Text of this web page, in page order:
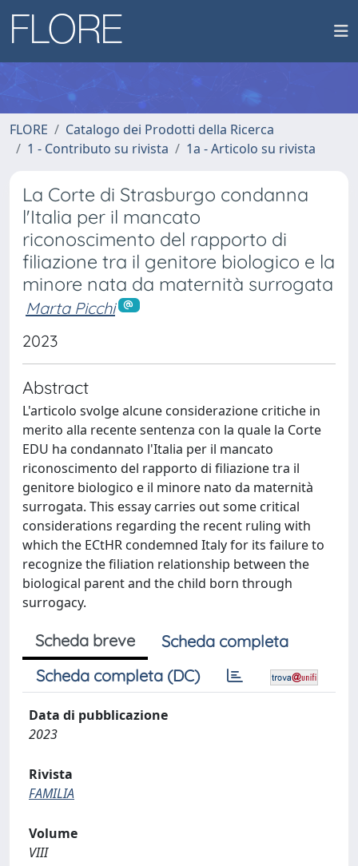
FLORE
Catalogo dei Prodotti della Ricerca
1 - Contributo su rivista
1a - Articolo su rivista
La Corte di Strasburgo condanna
l'Italia per il mancato
riconoscimento del rapporto di
filiazione tra il genitore biologico e la
minore nata da maternità surrogata
Marta Picchi
2023
Abstract
L'articolo svolge alcune considerazione critiche in
merito alla recente sentenza con la quale la Corte
EDU ha condannato l'Italia per il mancato
riconoscimento del rapporto di filiazione tra il
genitore biologico e il minore nato da maternità
surrogata. This essay carries out some critical
considerations regarding the recent ruling with
which the ECtHR condemned Italy for its failure to
recognize the filiation relationship between the
biological parent and the child born through
surrogacy.
Scheda breve
Scheda completa
Scheda completa (DC)
Data di pubblicazione
2023
Rivista
FAMILIA
Volume
VIII